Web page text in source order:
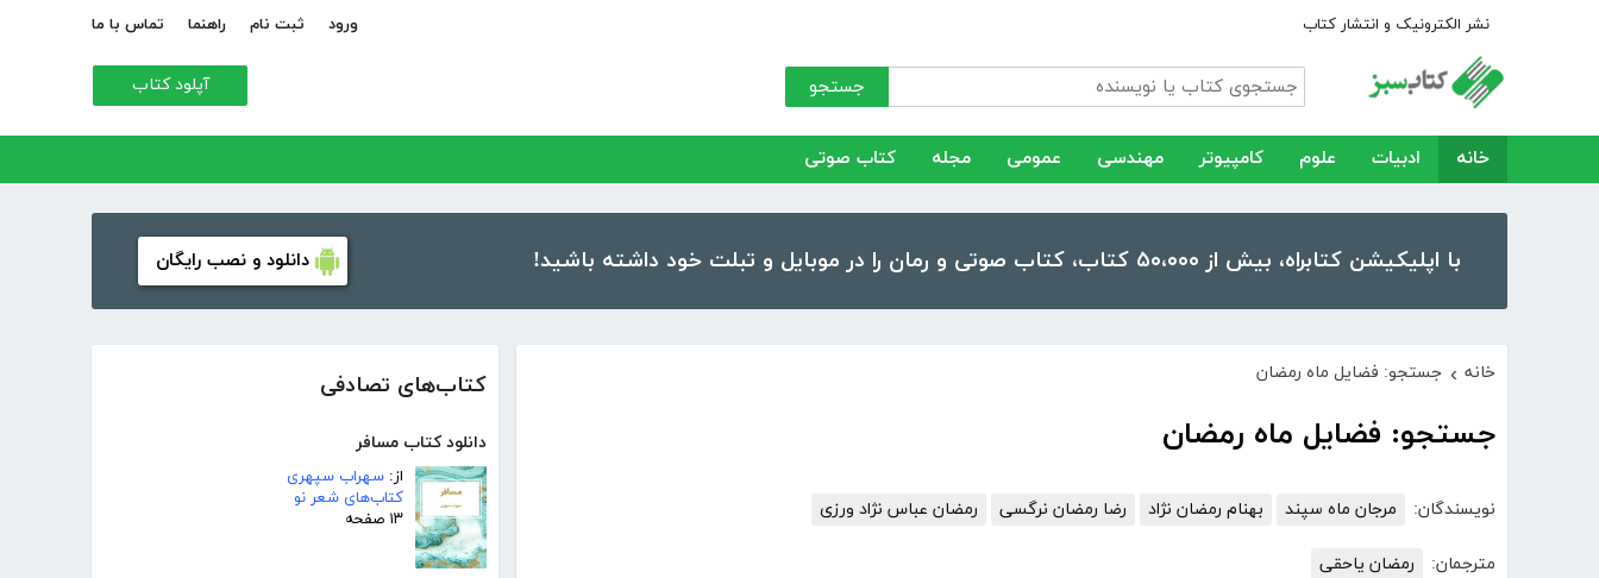
نشر الکترونیک و انتشار کتاب ورود ثبت نام راهنما تماس با ما
جستجو آپلود کتاب
خانه ادبیات علوم کامپیوتر مهندسی عمومی مجله کتاب صوتی
با اپلیکیشن کتابراه، بیش از ۵۰،۰۰۰ کتاب، کتاب صوتی و رمان را در موبایل و تبلت خود داشته باشید! دانلود و نصب رایگان
کتاب‌های تصادفی
دانلود کتاب مسافر
از: سهراب سپهری
کتاب‌های شعر نو
۱۳ صفحه
خانه › جستجو: فضایل ماه رمضان
جستجو: فضایل ماه رمضان
نویسندگان: مرجان ماه سپند بهنام رمضان نژاد رضا رمضان نرگسی رمضان عباس نژاد ورزی
مترجمان: رمضان یاحقی